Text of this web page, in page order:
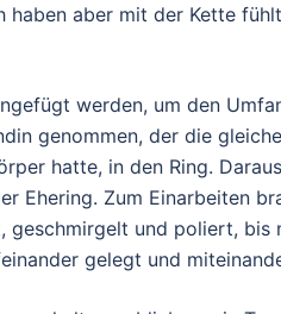
aber mit der Kette
werden, um den
genommen, der die
hatte, in den Ring.
Ehering. Zum Einarbeiten
und poliert, bis
gelegt und